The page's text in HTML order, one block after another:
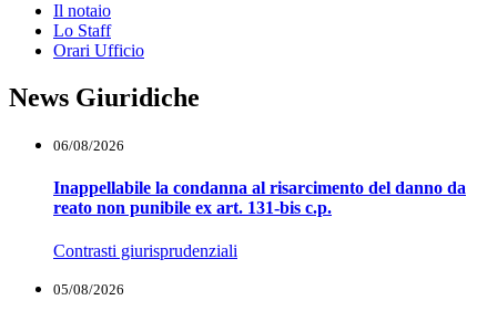
Il notaio
Lo Staff
Orari Ufficio
News Giuridiche
06/08/2026
Inappellabile la condanna al risarcimento del danno da
reato non punibile ex art. 131-bis c.p.
Contrasti giurisprudenziali
05/08/2026